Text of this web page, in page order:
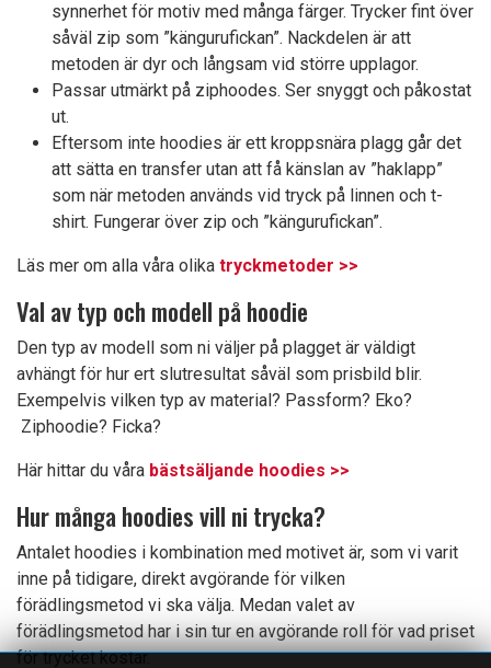
synnerhet för motiv med många färger. Trycker fint över
såväl zip som ”kängurufickan”. Nackdelen är att
metoden är dyr och långsam vid större upplagor.
Passar utmärkt på ziphoodes. Ser snyggt och påkostat
ut.
Eftersom inte hoodies är ett kroppsnära plagg går det
att sätta en transfer utan att få känslan av ”haklapp”
som när metoden används vid tryck på linnen och t-
shirt. Fungerar över zip och ”kängurufickan”.
Läs mer om alla våra olika tryckmetoder >>
Val av typ och modell på hoodie
Den typ av modell som ni väljer på plagget är väldigt
avhängt för hur ert slutresultat såväl som prisbild blir.
Exempelvis vilken typ av material? Passform? Eko?
Ziphoodie? Ficka?
Här hittar du våra bästsäljande hoodies >>
Hur många hoodies vill ni trycka?
Antalet hoodies i kombination med motivet är, som vi varit
inne på tidigare, direkt avgörande för vilken
förädlingsmetod vi ska välja. Medan valet av
förädlingsmetod har i sin tur en avgörande roll för vad priset
för trycket kostar.